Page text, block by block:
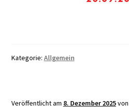
Kategorie: Allgemein
Veröffentlicht am 8. Dezember 2025von